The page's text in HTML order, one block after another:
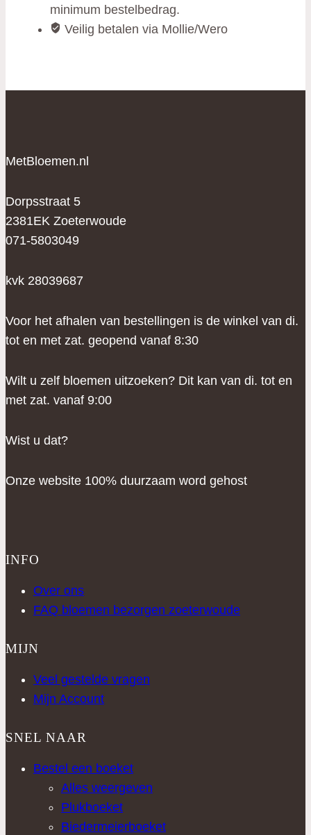
minimum bestelbedrag.
Veilig betalen via Mollie/Wero
MetBloemen.nl
Dorpsstraat 5
2381EK Zoeterwoude
071-5803049
kvk 28039687
Voor het afhalen van bestellingen is de winkel van di.
tot en met zat. geopend vanaf 8:30
Wilt u zelf bloemen uitzoeken? Dit kan van di. tot en
met zat. vanaf 9:00
Wist u dat?
Onze website 100% duurzaam word gehost
INFO
Over ons
FAQ bloemen bezorgen zoeterwoude
MIJN
Veel gestelde vragen
Mijn Account
SNEL NAAR
Bestel een boeket
Alles weergeven
Plukboeket
Biedermeierboeket